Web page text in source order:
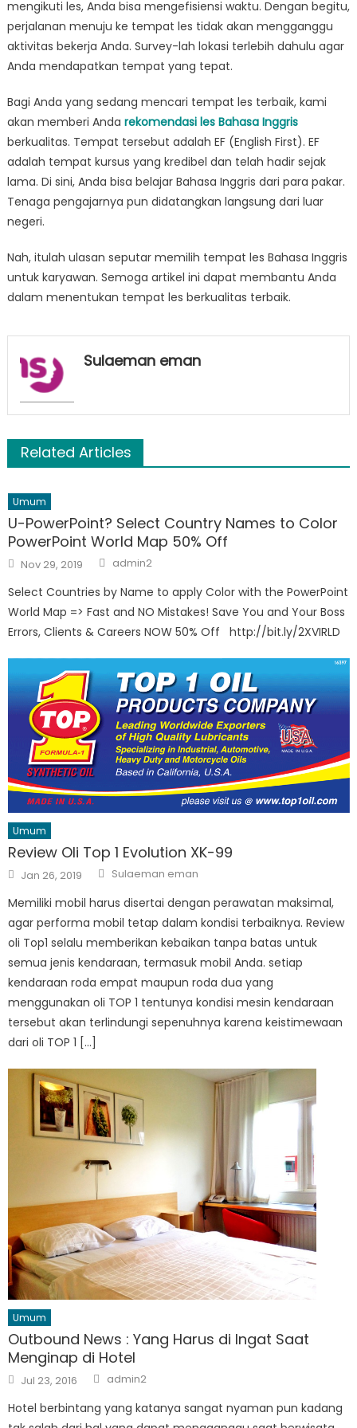
mengikuti les, Anda bisa mengefisiensi waktu. Dengan begitu,
perjalanan menuju ke tempat les tidak akan mengganggu
aktivitas bekerja Anda. Survey-lah lokasi terlebih dahulu agar
Anda mendapatkan tempat yang tepat.
Bagi Anda yang sedang mencari tempat les terbaik, kami
akan memberi Anda rekomendasi les Bahasa Inggris
berkualitas. Tempat tersebut adalah EF (English First). EF
adalah tempat kursus yang kredibel dan telah hadir sejak
lama. Di sini, Anda bisa belajar Bahasa Inggris dari para pakar.
Tenaga pengajarnya pun didatangkan langsung dari luar
negeri.
Nah, itulah ulasan seputar memilih tempat les Bahasa Inggris
untuk karyawan. Semoga artikel ini dapat membantu Anda
dalam menentukan tempat les berkualitas terbaik.
Sulaeman eman
Related Articles
Umum
U-PowerPoint? Select Country Names to Color
PowerPoint World Map 50% Off
Posted
on
Nov 29, 2019 Author
admin2
Select Countries by Name to apply Color with the PowerPoint
World Map => Fast and NO Mistakes! Save You and Your Boss
Errors, Clients & Careers NOW 50% Off http://bit.ly/2XVIRLD
Umum
Review Oli Top 1 Evolution XK-99
Posted
on
Jan 26, 2019 Author
Sulaeman eman
Memiliki mobil harus disertai dengan perawatan maksimal,
agar performa mobil tetap dalam kondisi terbaiknya. Review
oli Top1 selalu memberikan kebaikan tanpa batas untuk
semua jenis kendaraan, termasuk mobil Anda. setiap
kendaraan roda empat maupun roda dua yang
menggunakan oli TOP 1 tentunya kondisi mesin kendaraan
tersebut akan terlindungi sepenuhnya karena keistimewaan
dari oli TOP 1 […]
Umum
Outbound News : Yang Harus di Ingat Saat
Menginap di Hotel
Posted
on
Jul 23, 2016 Author
admin2
Hotel berbintang yang katanya sangat nyaman pun kadang